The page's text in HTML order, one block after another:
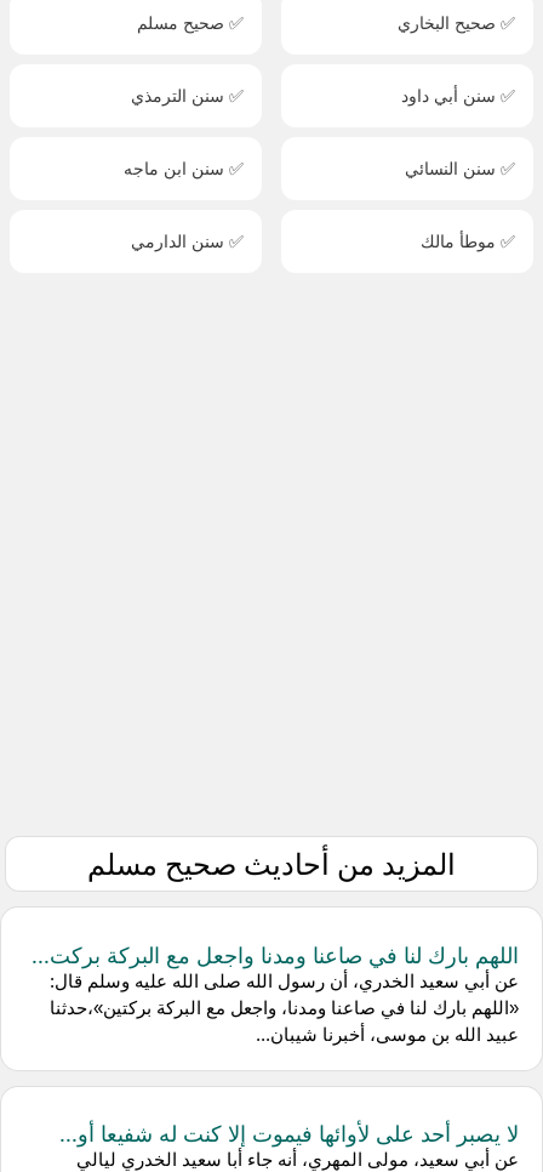
✅ صحيح البخاري ✅ صحيح مسلم
✅ سنن أبي داود ✅ سنن الترمذي
✅ سنن النسائي ✅ سنن ابن ماجه
✅ موطأ مالك ✅ سنن الدارمي
المزيد من أحاديث صحيح مسلم
اللهم بارك لنا في صاعنا ومدنا واجعل مع البركة بركت...
عن أبي سعيد الخدري، أن رسول الله صلى الله عليه وسلم قال:
«اللهم بارك لنا في صاعنا ومدنا، واجعل مع البركة بركتين»،حدثنا
عبيد الله بن موسى، أخبرنا شيبان...
لا يصبر أحد على لأوائها فيموت إلا كنت له شفيعا أو...
عن أبي سعيد، مولى المهري، أنه جاء أبا سعيد الخدري ليالي